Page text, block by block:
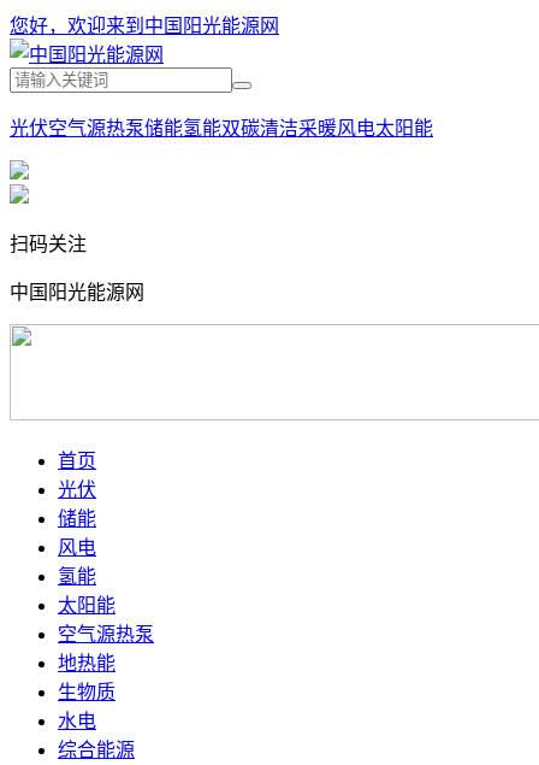
您好，欢迎来到中国阳光能源网
光伏空气源热泵储能氢能双碳清洁采暖风电太阳能
扫码关注
中国阳光能源网
首页
光伏
储能
风电
氢能
太阳能
空气源热泵
地热能
生物质
水电
综合能源